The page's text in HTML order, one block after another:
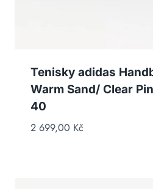
Tenisky adidas
Warm Sand/ Clear
40
2 699,00 Kč